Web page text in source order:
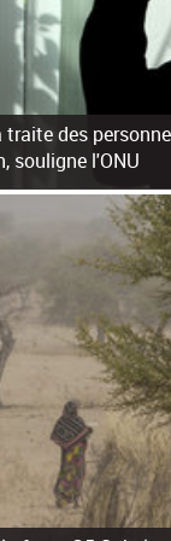
des
souligne l'ONU